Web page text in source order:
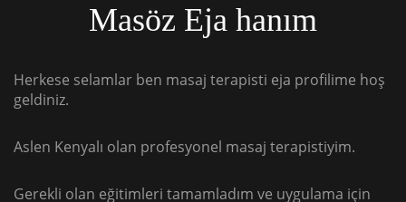
Masöz Eja hanım
Herkese selamlar ben masaj terapisti eja profilime hoş
geldiniz.
Aslen Kenyalı olan profesyonel masaj terapistiyim.
Gerekli olan eğitimleri tamamladım ve uygulama için